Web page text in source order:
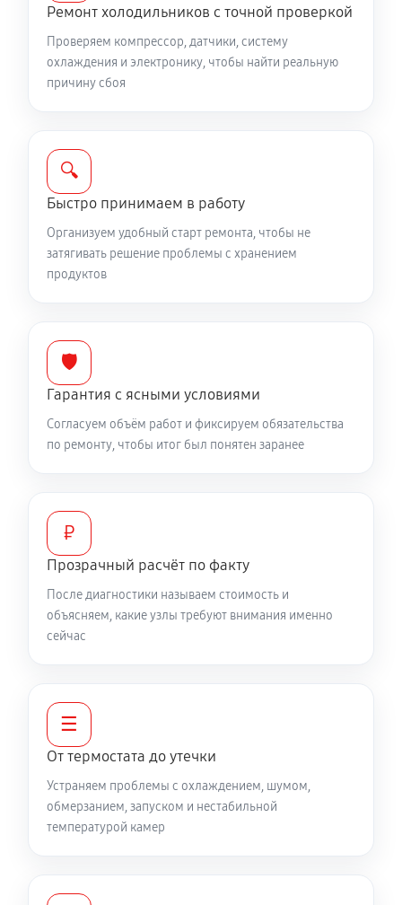
Ремонт холодильников с точной проверкой
Проверяем компрессор, датчики, систему
охлаждения и электронику, чтобы найти реальную
причину сбоя
🔍
Быстро принимаем в работу
Организуем удобный старт ремонта, чтобы не
затягивать решение проблемы с хранением
продуктов
🛡️
Гарантия с ясными условиями
Согласуем объём работ и фиксируем обязательства
по ремонту, чтобы итог был понятен заранее
₽
Прозрачный расчёт по факту
После диагностики называем стоимость и
объясняем, какие узлы требуют внимания именно
сейчас
☰
От термостата до утечки
Устраняем проблемы с охлаждением, шумом,
обмерзанием, запуском и нестабильной
температурой камер